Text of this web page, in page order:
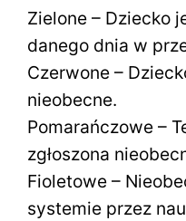
Zielone – Dziecko
danego dnia w
Czerwone –
nieobecne.
Pomarańczowe –
zgłoszona
Fioletowe –
systemie przez